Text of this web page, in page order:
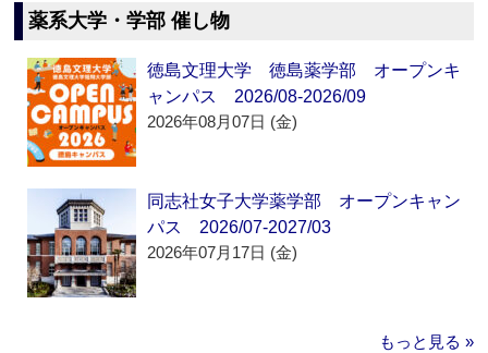
薬系大学・学部 催し物
徳島文理大学 徳島薬学部 オープンキ
ャンパス 2026/08-2026/09
2026年08月07日 (金)
同志社女子大学薬学部 オープンキャン
パス 2026/07-2027/03
2026年07月17日 (金)
もっと見る »